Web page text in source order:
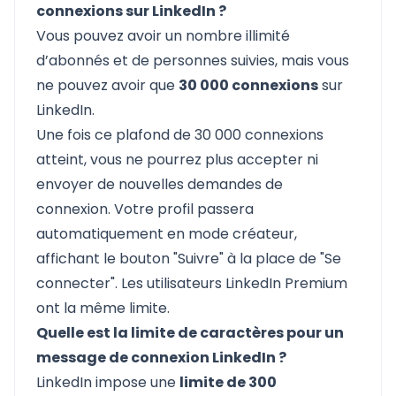
connexions sur LinkedIn ?
Vous pouvez avoir un nombre illimité
d’abonnés et de personnes suivies, mais vous
ne pouvez avoir que 30 000 connexionssur
LinkedIn.
Une fois ce plafond de 30 000 connexions
atteint, vous ne pourrez plus accepter ni
envoyer de nouvelles demandes de
connexion. Votre profil passera
automatiquement en mode créateur,
affichant le bouton "Suivre" à la place de "Se
connecter". Les utilisateurs LinkedIn Premium
ont la même limite.
Quelle est la limite de caractères pour un
message de connexion LinkedIn ?
LinkedIn impose une limite de 300